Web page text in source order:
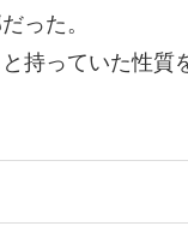
った。
持っていた性質